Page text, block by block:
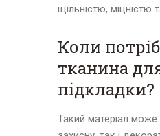
щільністю, міцністю
Коли
тканина
підкладки?
Такий матеріал